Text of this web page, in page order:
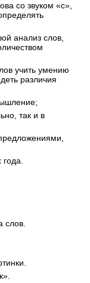
со звуком «с»,
анализ слов,
учить умению
различия
так и в
года.
слов.